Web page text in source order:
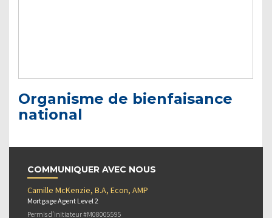
Organisme de bienfaisance
national
COMMUNIQUER AVEC NOUS
Camille McKenzie, B.A, Econ, AMP
Mortgage Agent Level 2
Permis d’initiateur #M08005595